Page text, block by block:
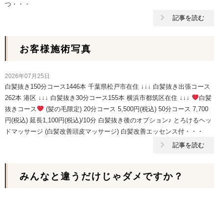
つ・・・
記事を読む
お客様施術写真
2026年07月25日
白髪抜き150分コース1446本 千葉県松戸市在住 ↓↓↓ 白髪抜き出張コース
262本 港区 ↓↓↓ 白髪抜き30分コース155本 横浜市都筑区在住 ↓↓↓
白髪
抜きコース
(髪の毛限定) 20分コース 5,500円(税込) 50分コース 7,700
円(税込) 延長1,100円(税込)/10分 白髪抜き後のオプション♪ とろけるヘッ
ドマッサージ (白髪改善頭皮マッサージ) 白髪改善エッセンス付・・・
記事を読む
みんなと違うだけじゃダメですか？